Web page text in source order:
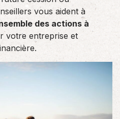
vous aident à
des actions à
votre entreprise et